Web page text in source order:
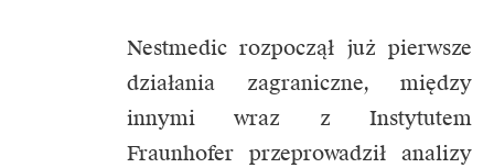
Nestmedic rozpoczął już pierwsze
działania zagraniczne, między
innymi wraz z Instytutem
Fraunhofer przeprowadził analizy